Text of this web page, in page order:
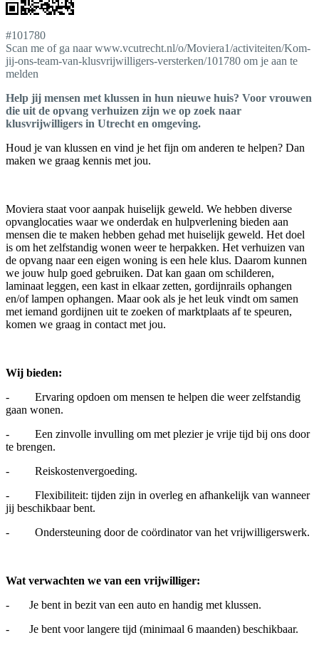
#101780
Scan me of ga naar www.vcutrecht.nl/o/Moviera1/activiteiten/Kom-
jij-ons-team-van-klusvrijwilligers-versterken/101780 om je aan te
melden
Help jij mensen met klussen in hun nieuwe huis? Voor vrouwen
die uit de opvang verhuizen zijn we op zoek naar
klusvrijwilligers in Utrecht en omgeving.
Houd je van klussen en vind je het fijn om anderen te helpen? Dan
maken we graag kennis met jou.
Moviera staat voor aanpak huiselijk geweld. We hebben diverse
opvanglocaties waar we onderdak en hulpverlening bieden aan
mensen die te maken hebben gehad met huiselijk geweld. Het doel
is om het zelfstandig wonen weer te herpakken. Het verhuizen van
de opvang naar een eigen woning is een hele klus. Daarom kunnen
we jouw hulp goed gebruiken. Dat kan gaan om schilderen,
laminaat leggen, een kast in elkaar zetten, gordijnrails ophangen
en/of lampen ophangen. Maar ook als je het leuk vindt om samen
met iemand gordijnen uit te zoeken of marktplaats af te speuren,
komen we graag in contact met jou.
Wij bieden:
- Ervaring opdoen om mensen te helpen die weer zelfstandig
gaan wonen.
- Een zinvolle invulling om met plezier je vrije tijd bij ons door
te brengen.
- Reiskostenvergoeding.
- Flexibiliteit: tijden zijn in overleg en afhankelijk van wanneer
jij beschikbaar bent.
- Ondersteuning door de coördinator van het vrijwilligerswerk.
Wat verwachten we van een vrijwilliger:
- Je bent in bezit van een auto en handig met klussen.
- Je bent voor langere tijd (minimaal 6 maanden) beschikbaar.